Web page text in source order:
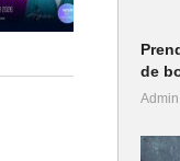
de
Admin